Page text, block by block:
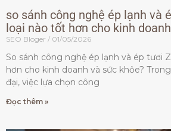
so sánh công nghệ ép lạnh và
loại nào tốt hơn cho kinh
SEO Bloger 01/05/2026
So sánh công nghệ ép lạnh và ép tươi
hơn cho kinh doanh và sức khỏe?
đại, việc lựa chọn công
Đọc thêm »